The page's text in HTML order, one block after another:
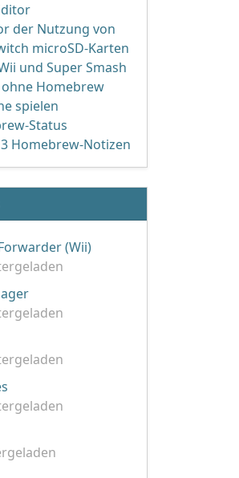
der Nutzung von
microSD-Karten
und Super Smash
Homebrew
spielen
Status
Homebrew-Notizen
(Wii)